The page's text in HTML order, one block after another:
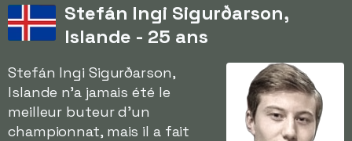
Stefán Ingi Sigurðarson,
Islande - 25 ans
Stefán Ingi Sigurðarson,
Islande n'a jamais été le
meilleur buteur d'un
championnat, mais il a fait